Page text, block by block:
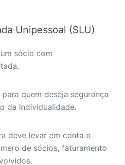
Unipessoal (SLU)
sócio com
quem deseja segurança
da individualidade.
deve levar em conta o
de sócios, faturamento